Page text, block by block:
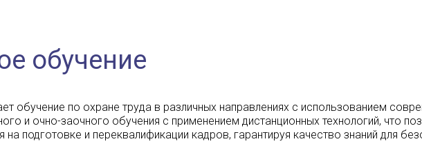
обучение
обучение по охране труда в различных направлениях с использованием
и очно-заочного обучения с применением дистанционных технологий, что
на подготовке и переквалификации кадров, гарантируя качество знаний для